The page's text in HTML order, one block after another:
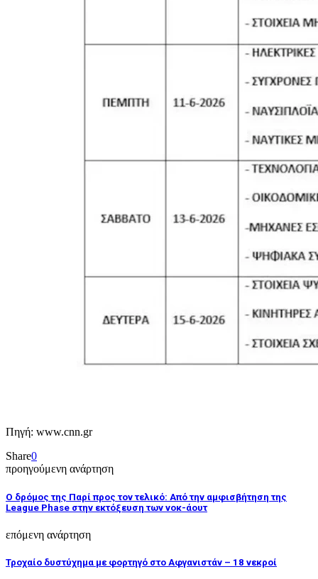
Πηγή: www.cnn.gr
Share0
προηγούμενη ανάρτηση
Ο δρόμος της Παρί προς τον τελικό: Από την αμφισβήτηση της
League Phase στην εκτόξευση των νοκ-άουτ
επόμενη ανάρτηση
Τροχαίο δυστύχημα με φορτηγό στο Αφγανιστάν – 18 νεκροί